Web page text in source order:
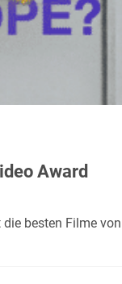
Award
besten Filme